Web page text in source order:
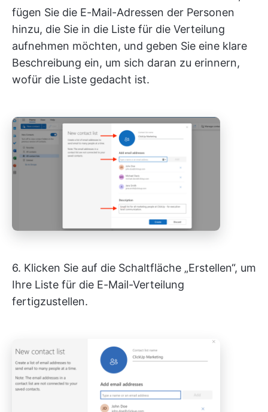
fügen Sie die E-Mail-Adressen der Personen
hinzu, die Sie in die Liste für die Verteilung
aufnehmen möchten, und geben Sie eine klare
Beschreibung ein, um sich daran zu erinnern,
wofür die Liste gedacht ist.
6. Klicken Sie auf die Schaltfläche „Erstellen“, um
Ihre Liste für die E-Mail-Verteilung
fertigzustellen.